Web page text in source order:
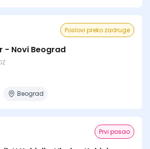
Poslovi preko zadruge
- Novi Beograd
Beograd
Prvi posao